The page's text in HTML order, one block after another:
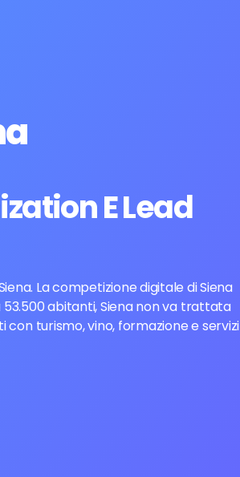
E Lead
La competizione digitale di Siena
abitanti, Siena non va trattata
turismo, vino, formazione e servizi